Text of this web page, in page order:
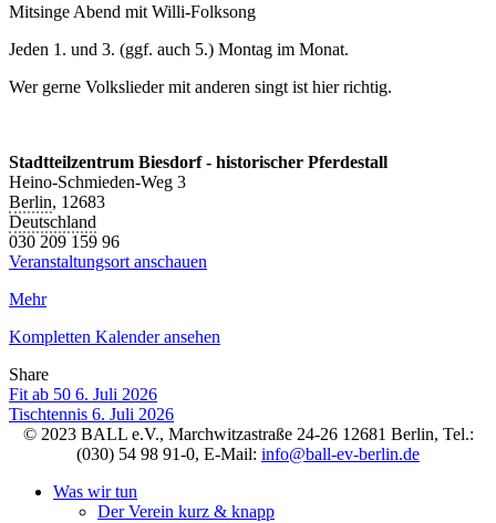
Mitsinge Abend mit Willi-Folksong
Jeden 1. und 3. (ggf. auch 5.) Montag im Monat.
Wer gerne Volkslieder mit anderen singt ist hier richtig.
Stadtteilzentrum Biesdorf - historischer Pferdestall
Heino-Schmieden-Weg 3
Berlin, 12683
Deutschland
030 209 159 96
Veranstaltungsort anschauen
Mehr
Kompletten Kalender ansehen
Share
Facebook
Twitter
LinkedIn
Pinterest
Stumbleupon
Email
Fit ab 50 6. Juli 2026
Tischtennis 6. Juli 2026
© 2023 BALL e.V., Marchwitzastraße 24-26 12681 Berlin, Tel.:
(030) 54 98 91-0, E-Mail: info@ball-ev-berlin.de
Was wir tun
Der Verein kurz & knapp